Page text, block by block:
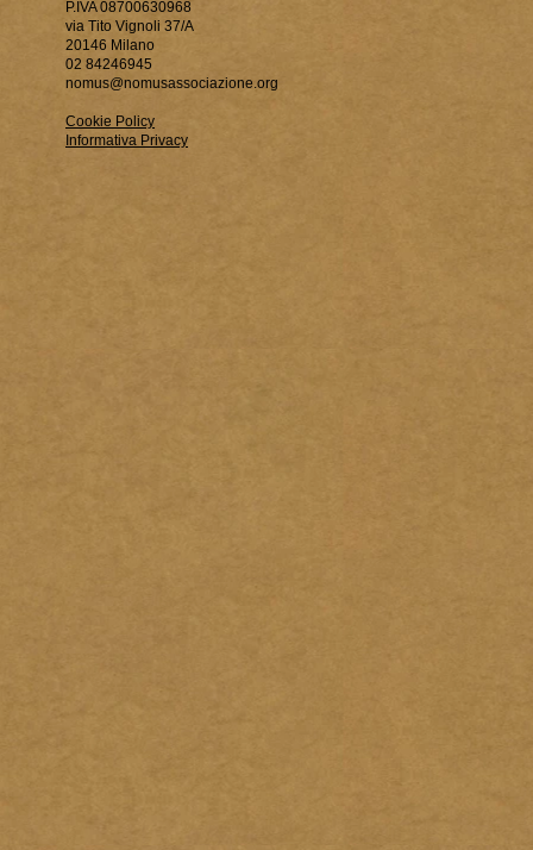
P.IVA 08700630968
via Tito Vignoli 37/A
20146 Milano
02 84246945
nomus@nomusassociazione.org
Cookie Policy
Informativa Privacy